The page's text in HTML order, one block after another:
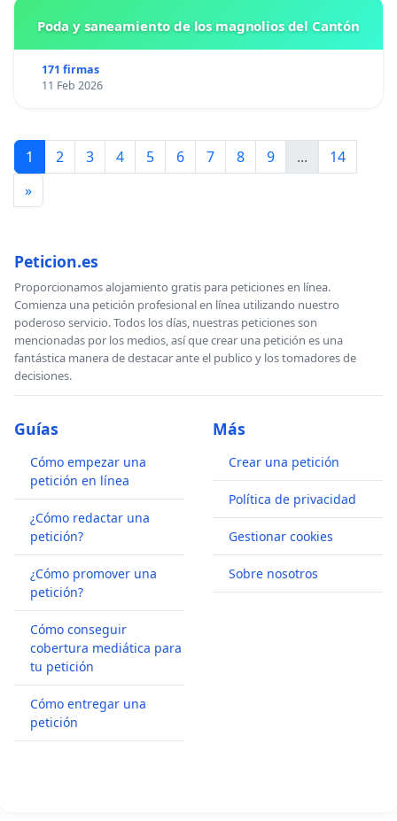
Poda y saneamiento de los magnolios del Cantón
171 firmas
11 Feb 2026
1 2 3 4 5 6 7 8 9 ...
14
»
Peticion.es
Proporcionamos alojamiento gratis para peticiones en línea.
Comienza una petición profesional en línea utilizando nuestro
poderoso servicio. Todos los días, nuestras peticiones son
mencionadas por los medios, así que crear una petición es una
fantástica manera de destacar ante el publico y los tomadores de
decisiones.
Guías
Cómo empezar una
petición en línea
¿Cómo redactar una
petición?
¿Cómo promover una
petición?
Cómo conseguir
cobertura mediática para
tu petición
Cómo entregar una
petición
Más
Crear una petición
Política de privacidad
Gestionar cookies
Sobre nosotros